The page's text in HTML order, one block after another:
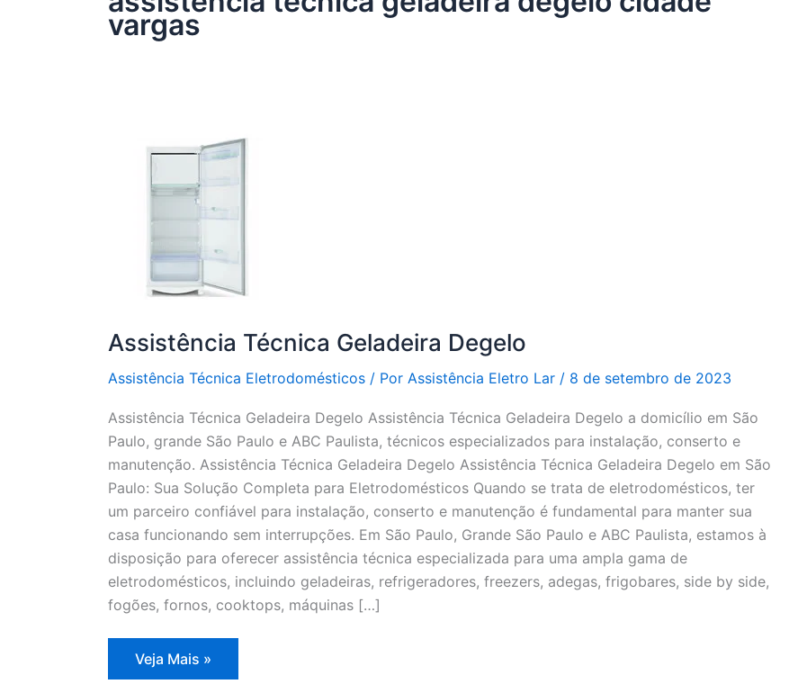
vargas
Assistência Técnica Geladeira Degelo
Assistência Técnica Eletrodomésticos / Por Assistência Eletro Lar / 8 de setembro de 2023
Assistência Técnica Geladeira Degelo Assistência Técnica Geladeira Degelo a domicílio em São
Paulo, grande São Paulo e ABC Paulista, técnicos especializados para instalação, conserto e
manutenção. Assistência Técnica Geladeira Degelo Assistência Técnica Geladeira Degelo em São
Paulo: Sua Solução Completa para Eletrodomésticos Quando se trata de eletrodomésticos, ter
um parceiro confiável para instalação, conserto e manutenção é fundamental para manter sua
casa funcionando sem interrupções. Em São Paulo, Grande São Paulo e ABC Paulista, estamos à
disposição para oferecer assistência técnica especializada para uma ampla gama de
eletrodomésticos, incluindo geladeiras, refrigeradores, freezers, adegas, frigobares, side by side,
fogões, fornos, cooktops, máquinas […]
Assistência
Técnica
Veja Mais »